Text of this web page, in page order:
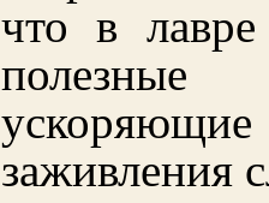
что в лавре
полезные
заживления